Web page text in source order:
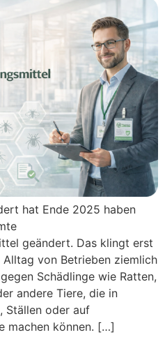
hat Ende 2025 haben
geändert. Das klingt erst
von Betrieben ziemlich
Schädlinge wie Ratten,
andere Tiere, die in
Ställen oder auf
machen können. […]